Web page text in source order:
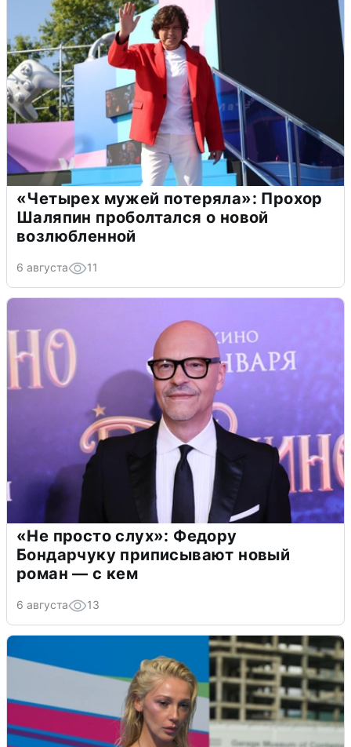
«Четырех мужей потеряла»: Прохор
Шаляпин проболтался о новой
возлюбленной
6 августа 11
«Не просто слух»: Федору
Бондарчуку приписывают новый
роман — с кем
6 августа 13